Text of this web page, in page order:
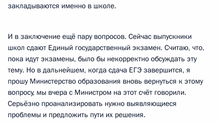
закладываются именно в школе.
И в заключение ещё пару вопросов. Сейчас выпускники
школ сдают Единый государственный экзамен. Считаю, что,
пока идут экзамены, было бы некорректно обсуждать эту
тему. Но в дальнейшем, когда сдача ЕГЭ завершится, я
прошу Министерство образования вновь вернуться к этому
вопросу, мы вчера с Министром на этот счёт говорили.
Серьёзно проанализировать нужно выявляющиеся
проблемы и предложить пути их решения.